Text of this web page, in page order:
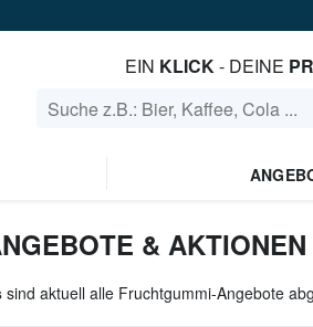
EIN KLICK- DEINE
&
sind aktuell alle Fruchtgummi-Angebote